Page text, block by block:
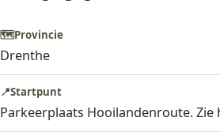
🗺️Provincie
Drenthe
📍Startpunt
Parkeerplaats Hooilandenroute. Zie